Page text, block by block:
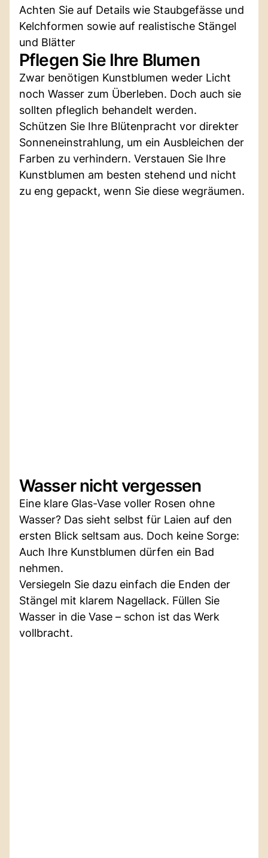
Achten Sie auf Details wie Staubgefässe und
Kelchformen sowie auf realistische Stängel
und Blätter
Pflegen Sie Ihre Blumen
Zwar benötigen Kunstblumen weder Licht
noch Wasser zum Überleben. Doch auch sie
sollten pfleglich behandelt werden.
Schützen Sie Ihre Blütenpracht vor direkter
Sonneneinstrahlung, um ein Ausbleichen der
Farben zu verhindern. Verstauen Sie Ihre
Kunstblumen am besten stehend und nicht
zu eng gepackt, wenn Sie diese wegräumen.
Wasser nicht vergessen
Eine klare Glas-Vase voller Rosen ohne
Wasser? Das sieht selbst für Laien auf den
ersten Blick seltsam aus. Doch keine Sorge:
Auch Ihre Kunstblumen dürfen ein Bad
nehmen.
Versiegeln Sie dazu einfach die Enden der
Stängel mit klarem Nagellack. Füllen Sie
Wasser in die Vase – schon ist das Werk
vollbracht.